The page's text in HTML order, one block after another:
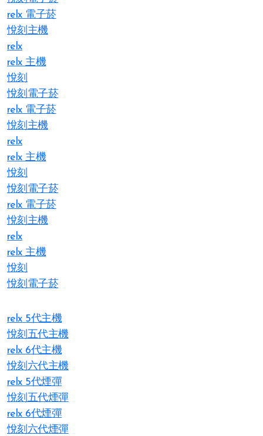
relx 電子菸
悅刻主機
relx
relx 主機
悅刻
悅刻電子菸
relx 電子菸
悅刻主機
relx
relx 主機
悅刻
悅刻電子菸
relx 電子菸
悅刻主機
relx
relx 主機
悅刻
悅刻電子菸
relx 5代主機
悅刻五代主機
relx 6代主機
悅刻六代主機
relx 5代煙彈
悅刻五代煙彈
relx 6代煙彈
悅刻六代煙彈